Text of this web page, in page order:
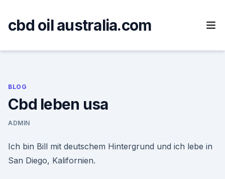
content
cbd oil australia.com
BLOG
Cbd leben usa
ADMIN
Ich bin Bill mit deutschem Hintergrund und ich lebe in
San Diego, Kalifornien.